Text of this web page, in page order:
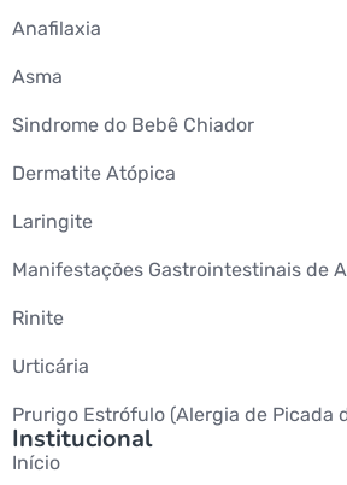
Anafilaxia
Asma
Sindrome do Bebê Chiador
Dermatite Atópica
Laringite
Manifestações Gastrointestinais de
Rinite
Urticária
Prurigo Estrófulo (Alergia de Picada
Institucional
Início